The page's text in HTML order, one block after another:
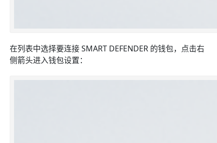
在列表中选择要连接 SMART DEFENDER 的钱包，点击右
侧箭头进入钱包设置：